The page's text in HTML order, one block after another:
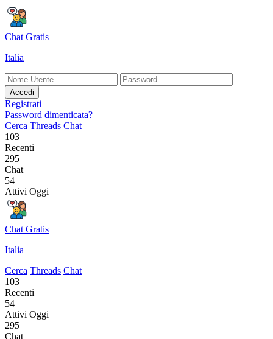
Chat Gratis
Italia
Accedi
Registrati
Password dimenticata?
Cerca Threads Chat
103
Recenti
295
Chat
54
Attivi Oggi
Chat Gratis
Italia
Cerca Threads Chat
103
Recenti
54
Attivi Oggi
295
Chat